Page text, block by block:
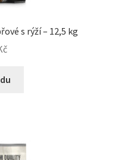
s rýží – 12,5 kg